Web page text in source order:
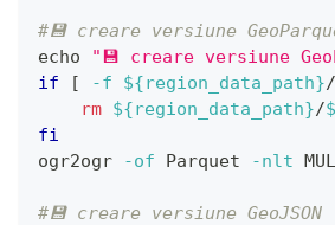
#💾 creare versiune
echo
"💾 creare versiune
if
[ -f ${region_data_path}/
rm ${region_data_path}/
fi
ogr2ogr
-of Parquet -nlt
#💾 creare versiune GeoJSON